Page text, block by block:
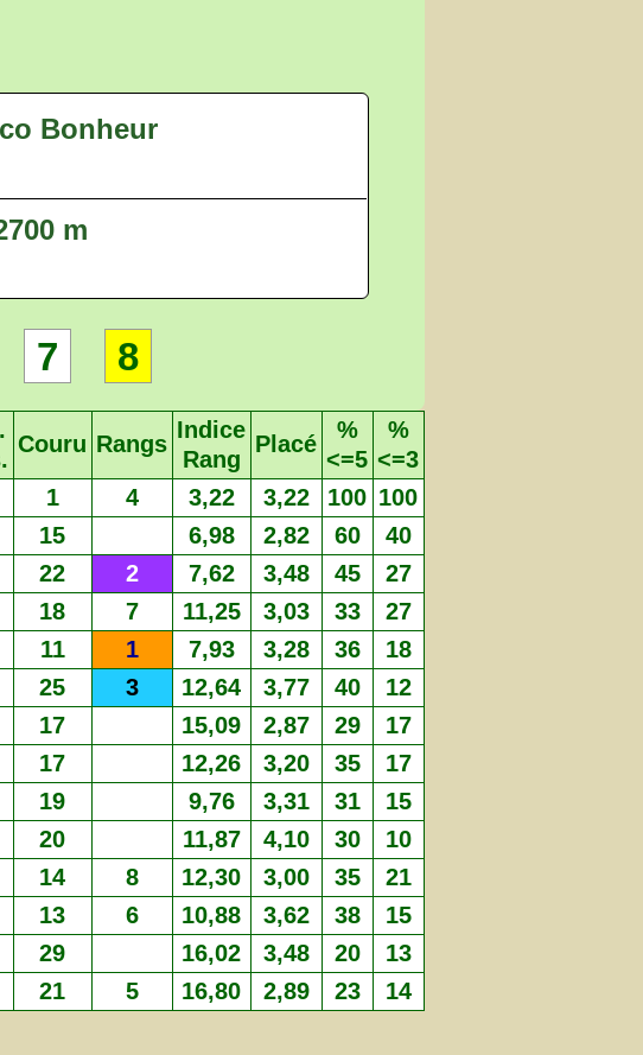
Bonheur
m
7 8
Couru Rangs
Indice
Rang
Placé
%
<=5
%
<=3
1 4 3,22 3,22 100 100
15 6,98 2,82 60
40
22 2 7,62 3,48 45
27
18 7 11,25 3,03 33
27
11 1 7,93 3,28 36
18
25 3 12,64 3,77 40
12
17 15,09 2,87 29
17
17 12,26 3,20 35
17
19 9,76 3,31 31
15
20 11,87 4,10 30
10
14 8 12,30 3,00 35
21
13 6 10,88 3,62 38
15
29 16,02 3,48 20
13
21 5 16,80 2,89 23 14